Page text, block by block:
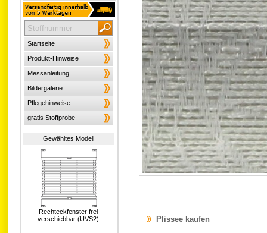
Startseite
Produkt-Hinweise
Messanleitung
Bildergalerie
Pflegehinweise
gratis Stoffprobe
Gewähltes Modell
Rechteckfenster frei
verschiebbar (UVS2)
Plissee kaufen